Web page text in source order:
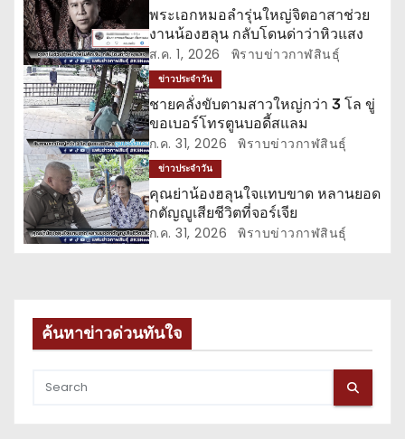
เ
รื่
อ
ง
พระเอกหมอลำรุ่นใหญ่จิตอาสาช่วย
งานน้องฮลุน กลับโดนด่าว่าหิวแสง
ส.ค. 1, 2026 พิราบข่าวกาฬสินธุ์
ข่าวประจำวัน
ชายคลั่งขับตามสาวใหญ่กว่า 3 โล ขู่
ขอเบอร์โทรตูนบอดี้สแลม
ก.ค. 31, 2026 พิราบข่าวกาฬสินธุ์
ข่าวประจำวัน
คุณย่าน้องฮลุนใจแทบขาด หลานยอด
กตัญญูเสียชีวิตที่จอร์เจีย
ก.ค. 31, 2026 พิราบข่าวกาฬสินธุ์
ค้นหาข่าวด่วนทันใจ